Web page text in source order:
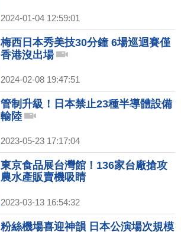
2024-01-04 12:59:01
梅西日本秀美技30分鐘 6場巡迴賽僅
香港沒出場
2024-02-08 19:47:51
管制升級！日本禁止23種半導體設備
輸陸
2023-05-23 17:17:04
東京食品展台灣館！136家台廠搶攻
農水產販賣機吸睛
2023-03-13 16:54:32
粉絲機場喜迎神韻 日本公演場次規模